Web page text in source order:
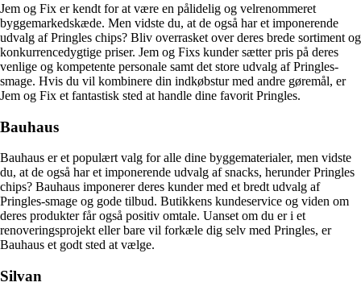
Jem og Fix er kendt for at være en pålidelig og velrenommeret
byggemarkedskæde. Men vidste du, at de også har et imponerende
udvalg af Pringles chips? Bliv overrasket over deres brede sortiment og
konkurrencedygtige priser. Jem og Fixs kunder sætter pris på deres
venlige og kompetente personale samt det store udvalg af Pringles-
smage. Hvis du vil kombinere din indkøbstur med andre gøremål, er
Jem og Fix et fantastisk sted at handle dine favorit Pringles.
Bauhaus
Bauhaus er et populært valg for alle dine byggematerialer, men vidste
du, at de også har et imponerende udvalg af snacks, herunder Pringles
chips? Bauhaus imponerer deres kunder med et bredt udvalg af
Pringles-smage og gode tilbud. Butikkens kundeservice og viden om
deres produkter får også positiv omtale. Uanset om du er i et
renoveringsprojekt eller bare vil forkæle dig selv med Pringles, er
Bauhaus et godt sted at vælge.
Silvan